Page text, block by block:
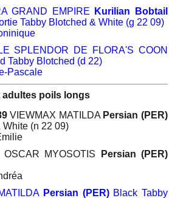
GRAND EMPIRE
Kurilian Bobtail
Tabby Blotched & White (g 22 09)
SPLENDOR DE FLORA'S COON
Tabby Blotched (d 22)
Pascale
adultes poils longs
VIEWMAX MATILDA Persian (PER)
White (n 22 09)
OSCAR MYOSOTIS
Persian (PER)
Persian (PER)Black Tabby